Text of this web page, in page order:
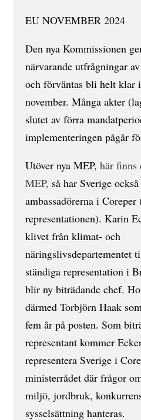
EU NOVEMBER 2024
Den nya Kommissionen
närvarande utfrågningar
och förväntas bli helt klar
november. Många akter
slutet av förra
implementeringen pågår
Utöver nya MEP, här finns
MEP, så har Sverige
ambassadörerna i Coreper
representationen). Karin
klivet från klimat- och
näringslivsdepartementet
ständiga representation i
blir ny biträdande chef.
därmed Torbjörn Haak
fem år på posten. Som
representant kommer
representera Sverige i
ministerrådet där frågor
miljö, jordbruk,
sysselsättning hanteras.